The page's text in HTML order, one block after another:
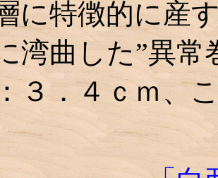
に特徴的に産
湾曲した”異
３．４ｃｍ、